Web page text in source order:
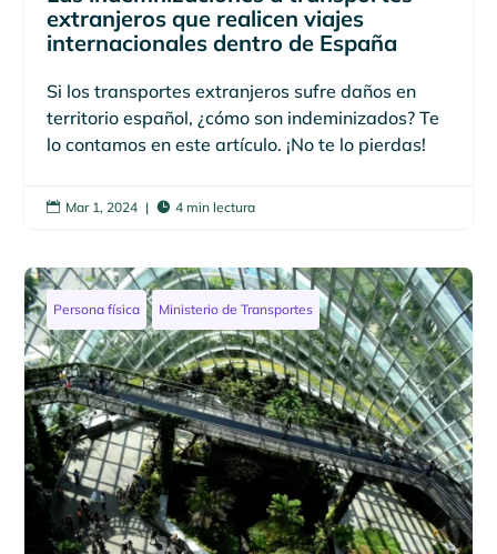
extranjeros que realicen viajes
internacionales dentro de España
Si los transportes extranjeros sufre daños en
territorio español, ¿cómo son indeminizados? Te
lo contamos en este artículo. ¡No te lo pierdas!
 Mar 1, 2024 |  4 min lectura
Persona física Ministerio de Transportes